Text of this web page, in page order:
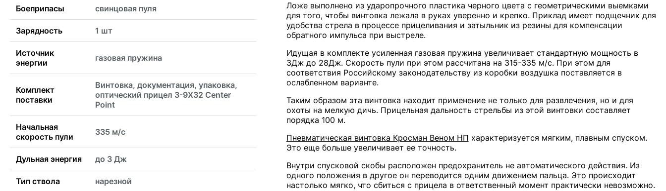
Боеприпасы свинцовая пуля
Зарядность 1 шт
Источник
энергии
газовая пружина
Комплект
поставки
Винтовка, документация, упаковка,
оптический прицел 3-9Х32 Center
Point
Начальная
скорость пули
335 м/с
Дульная энергия до 3 Дж
Тип ствола нарезной
Ложе выполнено из ударопрочного пластика черного цвета с геометрическими выемками
для того, чтобы винтовка лежала в руках уверенно и крепко. Приклад имеет подщечник для
удобства стрела в процессе прицеливания и затыльник из резины для компенсации
обратного импульса при выстреле.
Идущая в комплекте усиленная газовая пружина увеличивает стандартную мощность в
3Дж до 28Дж. Скорость пули при этом рассчитана на 315-335 м/с. При этом для
соответствия Российскому законодательству из коробки воздушка поставляется в
ослабленном варианте.
Таким образом эта винтовка находит применение не только для развлечения, но и для
охоты на мелкую дичь. Прицельная дальность стрельбы из этой винтовки составляет
порядка 100 м.
Пневматическая винтовка Кросман Веном НП характеризуется мягким, плавным спуском.
Это еще больше увеличивает ее точность.
Внутри спусковой скобы расположен предохранитель не автоматического действия. Из
одного положения в другое он переводится одним движением пальца. Это происходит
настолько мягко, что сбиться с прицела в ответственный момент практически невозможно.